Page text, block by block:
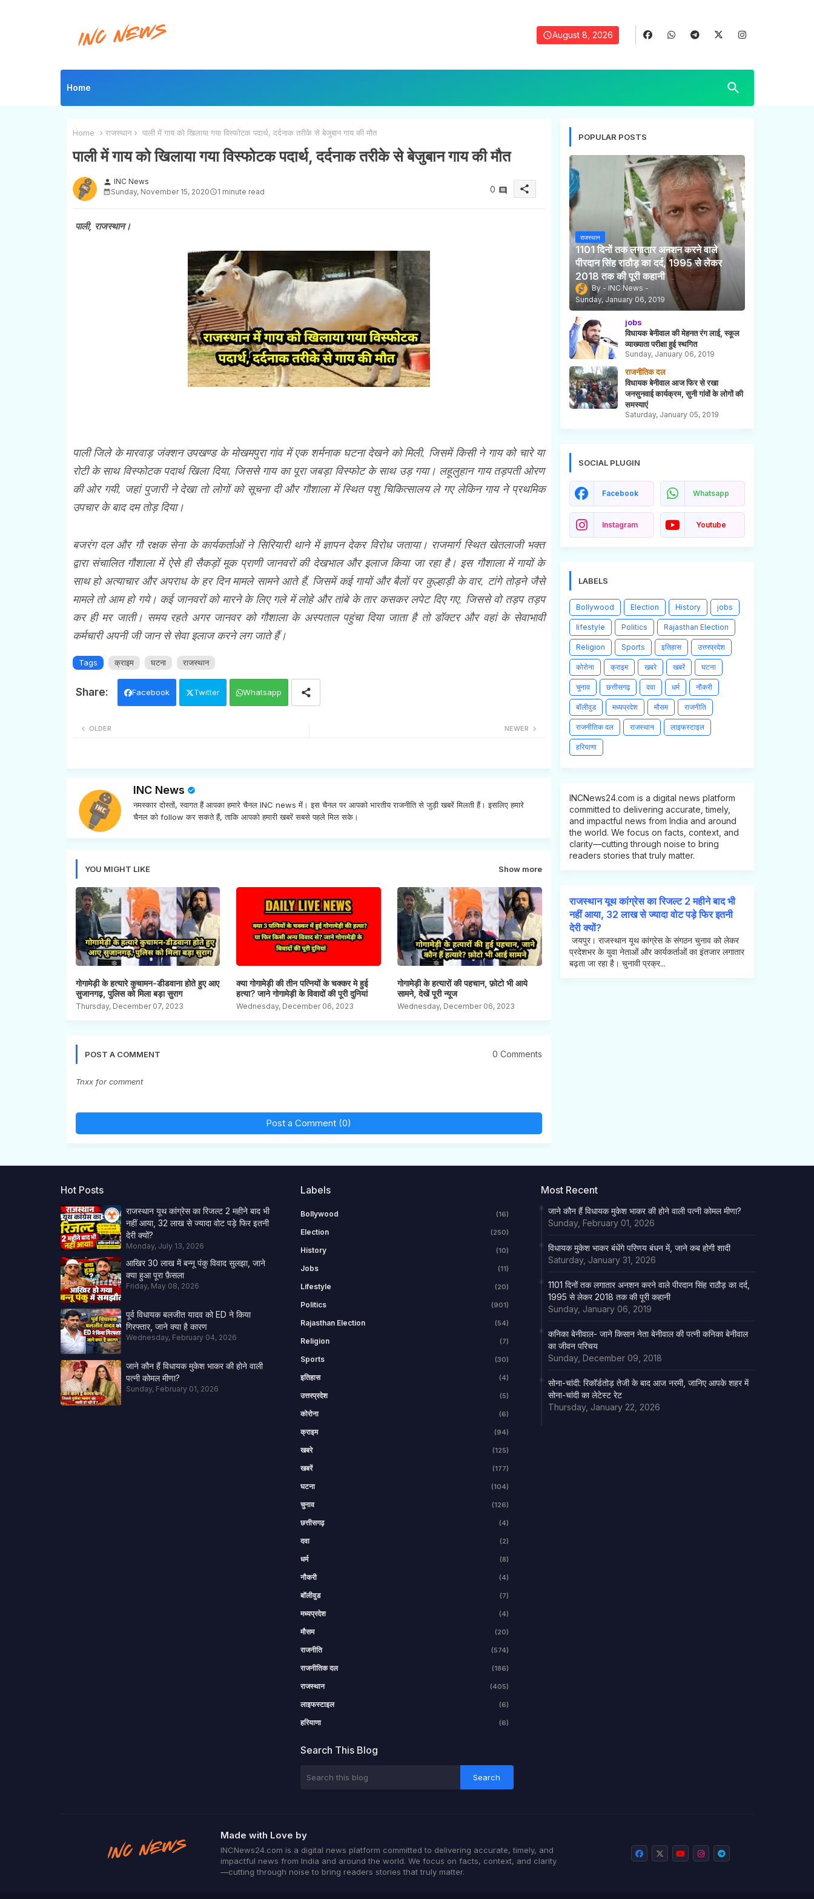
August 8, 2026
Home
Home राजस्थान पाली में गाय को खिलाया गया विस्फोटक पदार्थ, दर्दनाक तरीके से बेजुबान गाय की मौत
पाली में गाय को खिलाया गया विस्फोटक पदार्थ, दर्दनाक तरीके से बेजुबान गाय की मौत
person INC News
Sunday, November 15, 2020
1 minute read 0 share
पाली, राजस्थान।
पाली जिले के मारवाड़ जंक्शन उपखण्ड के मोखमपुरा गांव में एक शर्मनाक घटना देखने को मिली, जिसमें किसी ने गाय को चारे या
रोटी के साथ विस्फोटक पदार्थ खिला दिया, जिससे गाय का पूरा जबड़ा विस्फोट के साथ उड़ गया। लहूलुहान गाय तड़पती ओरण
की ओर गयी, जहां पुजारी ने देखा तो लोगों को सूचना दी और गौशाला में स्थित पशु चिकित्सालय ले गए लेकिन गाय ने प्रथमिक
उपचार के बाद दम तोड़ दिया।
बजरंग दल और गौ रक्षक सेना के कार्यकर्ताओं ने सिरियारी थाने में ज्ञापन देकर विरोध जताया। राजमार्ग स्थित खेतलाजी भक्त
द्वारा संचालित गौशाला में ऐसे ही सैकड़ों मूक प्राणी जानवरों की देखभाल और इलाज किया जा रहा है। इस गौशाला में गायों के
साथ हो अत्याचार और अपराध के हर दिन मामले सामने आते हैं, जिसमें कई गायों और बैलों पर कुल्हाड़ी के वार, टांगे तोड़ने जैसे
मामले तो आम हो गये। कई जानवरों को मारने के लिए गले में लोहे और तांबे के तार कसकर लपेट दिए गए, जिससे वो तड़प तड़प
कर ही मर जाती। समय रहते अगर जानवर को गौशाला के अस्पताल पहुंचा दिया जाता है तो डॉक्टर और वहां के सेवाभावी
कर्मचारी अपनी जी जान से सेवा इलाज करने लग जाते हैं।
Tags क्राइम घटना राजस्थान
Facebook Twitter Whatsapp
NEWER
OLDER
INC News
नमस्कार दोस्तों, स्वागत हैं आपका हमारे चैनल INC news में। इस चैनल पर आपको भारतीय राजनीति से जुड़ी खबरें मिलती हैं। इसलिए हमारे
चैनल को follow कर सकते हैं, ताकि आपको हमारी खबरें सबसे पहले मिल सके।
YOU MIGHT LIKE Show more
गोगामेड़ी के हत्यारे कुचामन-डीडवाना होते हुए आए
सुजानगढ़, पुलिस को मिला बड़ा सुराग
Thursday, December 07, 2023
क्या गोगामेड़ी की तीन पत्नियों के चक्कर मे हुई
हत्या? जाने गोगामेड़ी के विवादों की पूरी दुनियां
Wednesday, December 06, 2023
गोगामेड़ी के हत्यारों की पहचान, फ़ोटो भी आये
सामने, देखें पूरी न्यूज
Wednesday, December 06, 2023
POST A COMMENT 0 Comments
Tnxx for comment
Post a Comment (0)
POPULAR POSTS
राजस्थान
1101 दिनों तक लगातार अनशन करने वाले
पीरदान सिंह राठौड़ का दर्द, 1995 से लेकर
2018 तक की पूरी कहानी
INC News
Sunday, January 06, 2019
jobs
विधायक बेनीवाल की मेहनत रंग लाई, स्कूल
व्याख्याता परीक्षा हुई स्थगित
Sunday, January 06, 2019
राजनीतिक दल
विधायक बेनीवाल आज फिर से रखा
जनसुनवाई कार्यक्रम, सुनी गांवों के लोगों की
समस्याएं
Saturday, January 05, 2019
SOCIAL PLUGIN
Facebook Whatsapp
Instagram Youtube
LABELS
Bollywood Election History jobs
lifestyle Politics Rajasthan Election
Religion Sports इतिहास उत्तरप्रदेश
कोरोना क्राइम खबरे खबरें घटना
चुनाव छत्तीसगढ़ दवा धर्म नौकरी
बॉलीवुड मध्यप्रदेश मौसम राजनीति
राजनीतिक दल राजस्थान लाइफस्टाइल
हरियाणा
INCNews24.com is a digital news platform
committed to delivering accurate, timely,
and impactful news from India and around
the world. We focus on facts, context, and
clarity—cutting through noise to bring
readers stories that truly matter.
राजस्थान यूथ कांग्रेस का रिजल्ट 2 महीने बाद भी
नहीं आया, 32 लाख से ज्यादा वोट पड़े फिर इतनी
देरी क्यों?
जयपुर। राजस्थान यूथ कांग्रेस के संगठन चुनाव को लेकर
प्रदेशभर के युवा नेताओं और कार्यकर्ताओं का इंतजार लगातार
बढ़ता जा रहा है। चुनावी प्रक्र...
Hot Posts
राजस्थान यूथ कांग्रेस का रिजल्ट 2 महीने बाद भी
नहीं आया, 32 लाख से ज्यादा वोट पड़े फिर इतनी
देरी क्यों?
Monday, July 13, 2026
आखिर 30 लाख में बन्नू पंकु विवाद सुलझा, जाने
क्या हुआ पूरा फ़ैसला
Friday, May 08, 2026
पूर्व विधायक बलजीत यादव को ED ने किया
गिरफ्तार, जाने क्या है कारण
Wednesday, February 04, 2026
जाने कौन हैं विधायक मुकेश भाकर की होने वाली
पत्नी कोमल मीणा?
Sunday, February 01, 2026
Labels
Bollywood (16)
Election (250)
History (10)
Jobs (11)
Lifestyle (20)
Politics (901)
Rajasthan Election (54)
Religion (7)
Sports (30)
इतिहास (4)
उत्तरप्रदेश (5)
कोरोना (6)
क्राइम (94)
खबरे (125)
खबरें (177)
घटना (104)
चुनाव (126)
छत्तीसगढ़ (4)
दवा (2)
धर्म (8)
नौकरी (4)
बॉलीवुड (7)
मध्यप्रदेश (4)
मौसम (20)
राजनीति (574)
राजनीतिक दल (186)
राजस्थान (405)
लाइफस्टाइल (6)
हरियाणा (6)
Search This Blog
Most Recent
जाने कौन हैं विधायक मुकेश भाकर की होने वाली पत्नी कोमल मीणा?
Sunday, February 01, 2026
विधायक मुकेश भाकर बंधेंगे परिणय बंधन में, जाने कब होगी शादी
Saturday, January 31, 2026
1101 दिनों तक लगातार अनशन करने वाले पीरदान सिंह राठौड़ का दर्द,
1995 से लेकर 2018 तक की पूरी कहानी
Sunday, January 06, 2019
कनिका बेनीवाल- जाने किसान नेता बेनीवाल की पत्नी कनिका बेनीवाल
का जीवन परिचय
Sunday, December 09, 2018
सोना-चांदी: रिकॉर्डतोड़ तेजी के बाद आज नरमी, जानिए आपके शहर में
सोना-चांदी का लेटेस्ट रेट
Thursday, January 22, 2026
Made with Love by
INCNews24.com is a digital news platform committed to delivering accurate, timely, and
impactful news from India and around the world. We focus on facts, context, and clarity
—cutting through noise to bring readers stories that truly matter.